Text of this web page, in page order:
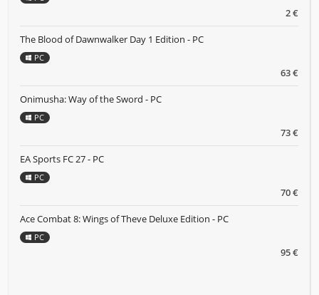
2 €
63 €
The Blood of Dawnwalker Day 1 Edition - PC
PC
73 €
Onimusha: Way of the Sword - PC
PC
70 €
EA Sports FC 27 - PC
PC
95 €
Ace Combat 8: Wings of Theve Deluxe Edition - PC
PC